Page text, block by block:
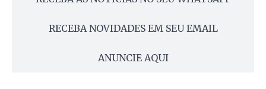
RECEBA NOVIDADES EM SEU EMAIL
ANUNCIE AQUI